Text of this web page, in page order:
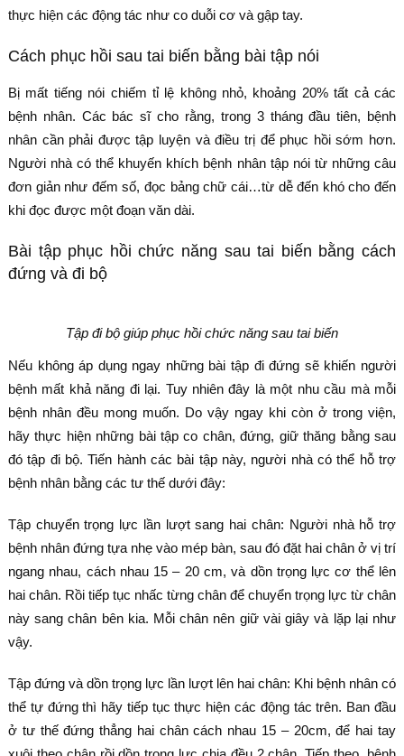
thực hiện các động tác như co duỗi cơ và gập tay.
Cách phục hồi sau tai biến bằng bài tập nói
Bị mất tiếng nói chiếm tỉ lệ không nhỏ, khoảng 20% tất cả các
bệnh nhân. Các bác sĩ cho rằng, trong 3 tháng đầu tiên, bệnh
nhân cần phải được tập luyện và điều trị để phục hồi sớm hơn.
Người nhà có thể khuyến khích bệnh nhân tập nói từ những câu
đơn giản như đếm số, đọc bảng chữ cái…từ dễ đến khó cho đến
khi đọc được một đoạn văn dài.
Bài tập phục hồi chức năng sau tai biến bằng cách
đứng và đi bộ
Tập đi bộ giúp phục hồi chức năng sau tai biến
Nếu không áp dụng ngay những bài tập đi đứng sẽ khiến người
bệnh mất khả năng đi lại. Tuy nhiên đây là một nhu cầu mà mỗi
bệnh nhân đều mong muốn. Do vậy ngay khi còn ở trong viện,
hãy thực hiện những bài tập co chân, đứng, giữ thăng bằng sau
đó tập đi bộ. Tiến hành các bài tập này, người nhà có thể hỗ trợ
bệnh nhân bằng các tư thế dưới đây:
Tập chuyển trọng lực lần lượt sang hai chân: Người nhà hỗ trợ
bệnh nhân đứng tựa nhẹ vào mép bàn, sau đó đặt hai chân ở vị trí
ngang nhau, cách nhau 15 – 20 cm, và dồn trọng lực cơ thể lên
hai chân. Rồi tiếp tục nhấc từng chân để chuyển trọng lực từ chân
này sang chân bên kia. Mỗi chân nên giữ vài giây và lặp lại như
vậy.
Tập đứng và dồn trọng lực lần lượt lên hai chân: Khi bệnh nhân có
thể tự đứng thì hãy tiếp tục thực hiện các động tác trên. Ban đầu
ở tư thế đứng thẳng hai chân cách nhau 15 – 20cm, để hai tay